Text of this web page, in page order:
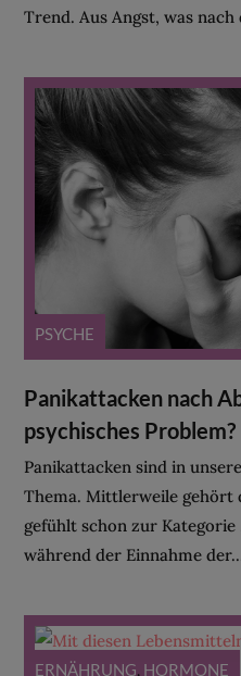
Trend. Aus Angst, was nach
PSYCHE
Panikattacken nach
psychisches Problem?
Panikattacken sind in
Thema. Mittlerweile gehört
gefühlt schon zur Kategorie
während der Einnahme
ERNÄHRUNG, HORMONE